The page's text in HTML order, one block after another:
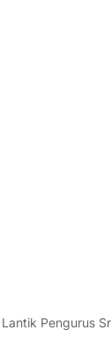
Pengurus